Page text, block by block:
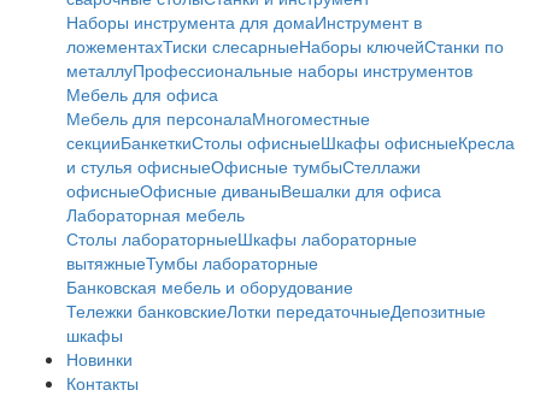
Наборы инструмента для домаИнструмент в
ложементахТиски слесарныеНаборы ключейСтанки по
металлуПрофессиональные наборы инструментов
Мебель для офиса
Мебель для персоналаМногоместные
секцииБанкеткиСтолы офисныеШкафы офисныеКресла
и стулья офисныеОфисные тумбыСтеллажи
офисныеОфисные диваныВешалки для офиса
Лабораторная мебель
Столы лабораторныеШкафы лабораторные
вытяжныеТумбы лабораторные
Банковская мебель и оборудование
Тележки банковскиеЛотки передаточныеДепозитные
шкафы
Новинки
Контакты